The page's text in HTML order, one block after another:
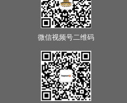
微信视频号二维码